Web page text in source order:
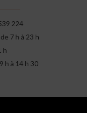
224
7 h à 23 h
h
h à 14 h 30